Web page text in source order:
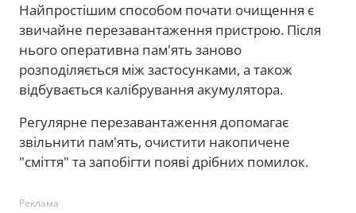
Найпростішим способом почати очищення є
звичайне перезавантаження пристрою. Після
нього оперативна пам'ять заново
розподіляється між застосунками, а також
відбувається калібрування акумулятора.
Регулярне перезавантаження допомагає
звільнити пам'ять, очистити накопичене
"сміття" та запобігти появі дрібних помилок.
Реклама